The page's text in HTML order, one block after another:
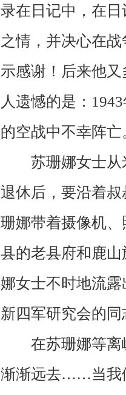
录在日记中，在
之情，并决心在
示感谢！后来他
人遗憾的是： 1943
的空战中不幸阵亡
苏珊娜女士从
退休后，要沿着
珊娜带着摄像机
县的老县府和鹿
娜女士不时地流
新四军研究会的
在苏珊娜等离
渐渐远去……当我